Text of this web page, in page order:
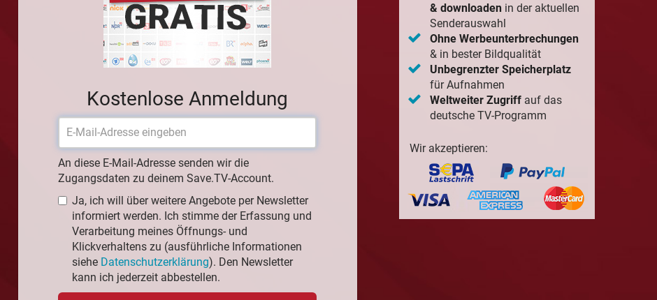
Kostenlose Anmeldung
An diese E-Mail-Adresse senden wir die
Zugangsdaten zu deinem Save.TV-Account.
Ja, ich will über weitere Angebote per Newsletter
informiert werden. Ich stimme der Erfassung und
Verarbeitung meines Öffnungs- und
Klickverhaltens zu (ausführliche Informationen
siehe Datenschutzerklärung). Den Newsletter
kann ich jederzeit abbestellen.
& downloadenin der aktuellen
Senderauswahl
Ohne Werbeunterbrechungen
& in bester Bildqualität
Unbegrenzter Speicherplatz
für Aufnahmen
Weltweiter Zugriffauf das
deutsche TV-Programm
Wir akzeptieren: